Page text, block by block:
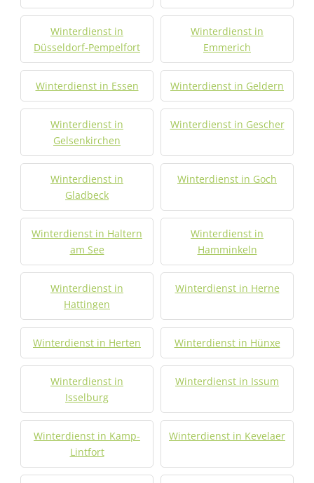
Winterdienst in
Düsseldorf-Pempelfort
Winterdienst in
Emmerich
Winterdienst in Essen Winterdienst in Geldern
Winterdienst in
Gelsenkirchen
Winterdienst in Gescher
Winterdienst in
Gladbeck
Winterdienst in Goch
Winterdienst in Haltern
am See
Winterdienst in
Hamminkeln
Winterdienst in
Hattingen
Winterdienst in Herne
Winterdienst in Herten Winterdienst in Hünxe
Winterdienst in
Isselburg
Winterdienst in Issum
Winterdienst in Kamp-
Lintfort
Winterdienst in Kevelaer